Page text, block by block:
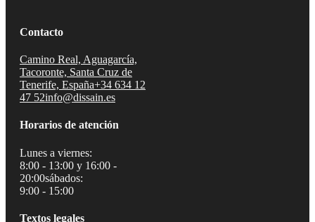
Contacto
Camino Real, Aguagarcía,
Tacoronte, Santa Cruz de
Tenerife, España+34 634 12
47 52info@dissain.es
Horarios de atención
Lunes a viernes:
8:00 - 13:00 y 16:00 -
20:00sábados:
9:00 - 15:00
Textos legales